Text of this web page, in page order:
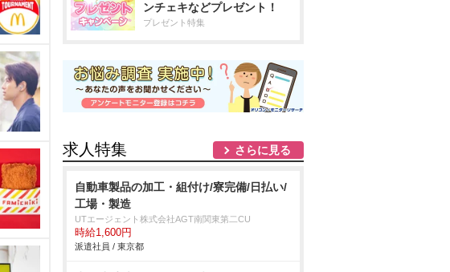
ンチェキなどプレゼント！
プレゼント特集
求人特集 さらに見る
自動車製品の加工・組付け/寮完備/日払い/
工場・製造
UTエージェント株式会社AGT南関東第二CU
時給1,600円
派遣社員 / 東京都